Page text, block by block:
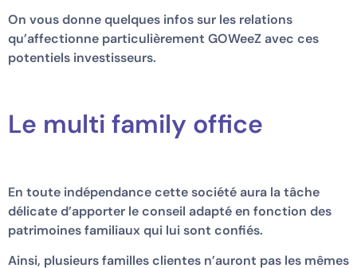
On vous donne quelques infos sur les relations
qu’affectionne particulièrement GOWeeZ avec ces
potentiels investisseurs.
Le multi family office
En toute indépendance cette société aura la tâche
délicate d’apporter le conseil adapté en fonction des
patrimoines familiaux qui lui sont confiés.
Ainsi, plusieurs familles clientes n’auront pas les mêmes